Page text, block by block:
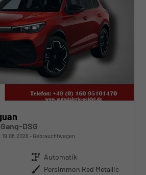
DSG
19.08.2026 Gebrauchtwagen
Getriebe Automatik
Außenfarbe Persimmon Red Metallic